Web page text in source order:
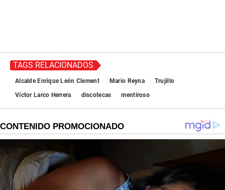
TAGS RELACIONADOS
Alcalde Enrique León Clement Mario Reyna
Trujillo
Víctor Larco Herrera
discotecas mentiroso